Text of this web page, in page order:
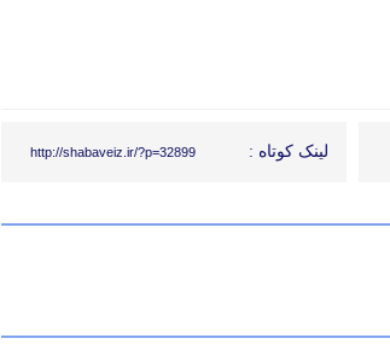
لینک کوتاه : http://shabaveiz.ir/?p=32899